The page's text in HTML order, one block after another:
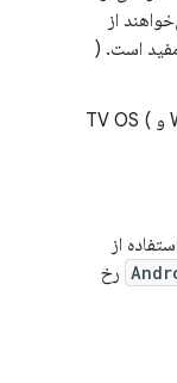
از
مفید است. (
از
رخ